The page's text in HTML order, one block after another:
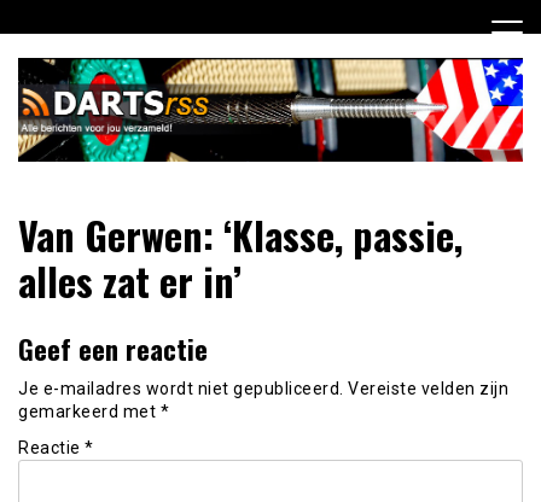
naar
inhoud
DartsRSS
verzameld!
Van Gerwen: ‘Klasse, passie,
alles zat er in’
Geef een reactie
Je e-mailadres wordt niet gepubliceerd. Vereiste velden zijn
gemarkeerd met *
Reactie *